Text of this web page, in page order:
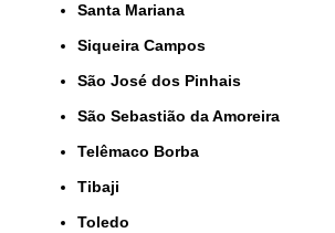
Santa Mariana
Siqueira Campos
São José dos Pinhais
São Sebastião da Amoreira
Telêmaco Borba
Tibaji
Toledo